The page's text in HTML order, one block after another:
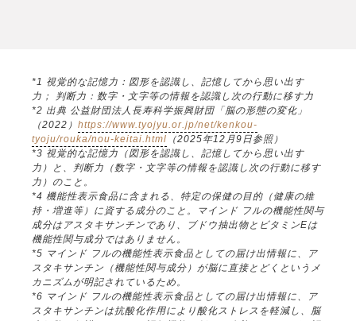
*1 視覚的な記憶力：図形を認識し、記憶してから思い出す
力； 判断力：数字・文字等の情報を認識し次の行動に移す力
*2 出典 公益財団法人長寿科学振興財団「脳の形態の変化」
（2022） https://www.tyojyu.or.jp/net/kenkou-
tyoju/rouka/nou-keitai.html （2025年12月9日参照）
*3 視覚的な記憶力（図形を認識し、記憶してから思い出す
力）と、判断力（数字・文字等の情報を認識し次の行動に移す
力）のこと。
*4 機能性表示食品に含まれる、特定の保健の目的（健康の維
持・増進等）に資する成分のこと。マインド フルの機能性関与
成分はアスタキサンチンであり、ブドウ抽出物とビタミンEは
機能性関与成分ではありません。
*5 マインド フルの機能性表示食品としての届け出情報に、ア
スタキサンチン（機能性関与成分）が脳に直接とどくというメ
カニズムが明記されているため。
*6 マインド フルの機能性表示食品としての届け出情報に、ア
スタキサンチンは抗酸化作用により酸化ストレスを軽減し、脳